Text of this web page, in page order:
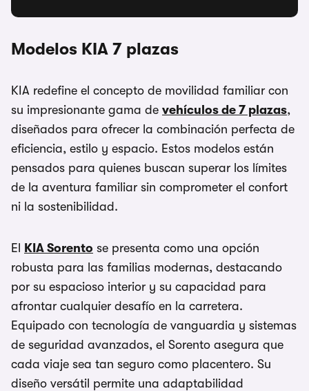
Modelos KIA 7 plazas
KIA redefine el concepto de movilidad familiar con
su impresionante gama de vehículos de 7 plazas,
diseñados para ofrecer la combinación perfecta de
eficiencia, estilo y espacio. Estos modelos están
pensados para quienes buscan superar los límites
de la aventura familiar sin comprometer el confort
ni la sostenibilidad.
El KIA Sorento se presenta como una opción
robusta para las familias modernas, destacando
por su espacioso interior y su capacidad para
afrontar cualquier desafío en la carretera.
Equipado con tecnología de vanguardia y sistemas
de seguridad avanzados, el Sorento asegura que
cada viaje sea tan seguro como placentero. Su
diseño versátil permite una adaptabilidad